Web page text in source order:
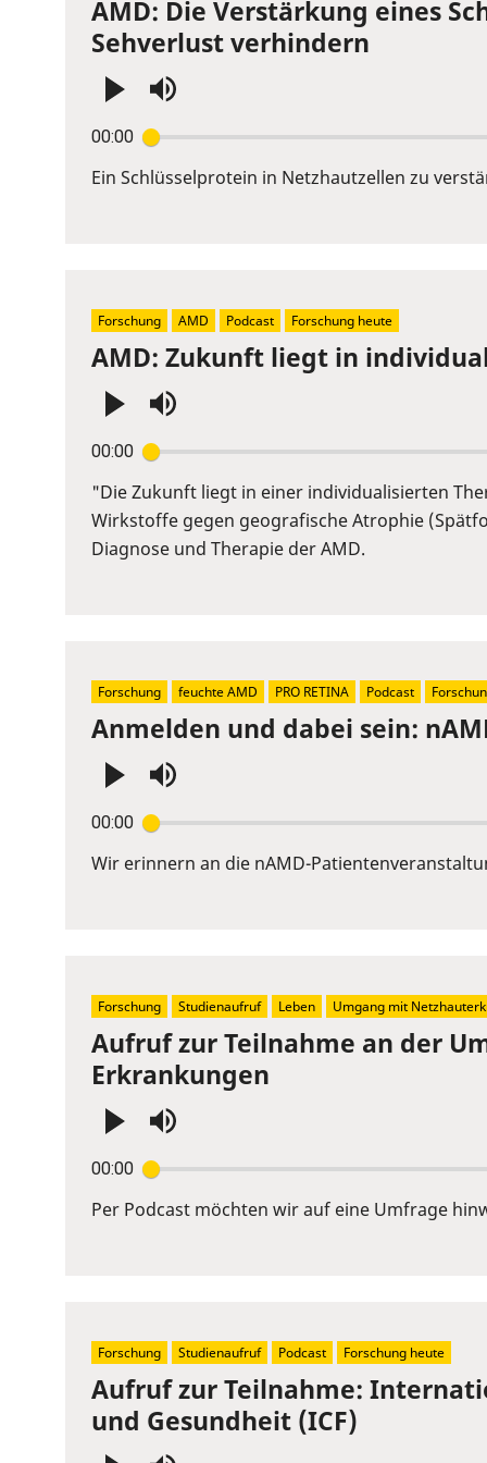
AMD: Die Verstärkung eines
Sehverlust verhindern
00:00
Enter
or
slider.
Ein Schlüsselprotein in Netzhautzellen zu
AMD: Zukunft liegt in
00:00
Enter
or
Space
to
"Die Zukunft liegt in einer individualisierten
Wirkstoffe gegen geografische Atrophie
Diagnose und Therapie der AMD.
Forschung AMD Podcast Forschung heute
Anmelden und dabei sein:
00:00
Enter
or
slider.
Wir erinnern an die nAMD-
Forschung feuchte AMD PRO RETINA Podcast
Aufruf zur Teilnahme an der
Erkrankungen
00:00
Enter
or
slider.
Per Podcast möchten wir auf eine Umfrage
Forschung Studienaufruf Leben Umgang mit
Aufruf zur Teilnahme:
und Gesundheit (ICF)
Forschung Studienaufruf Podcast Forschung heute